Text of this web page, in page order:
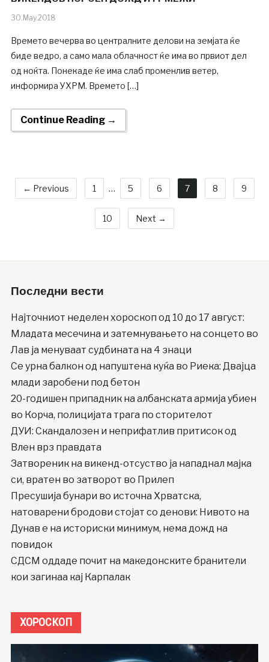
30.May.2018
Времето вечерва во централните делови на земјата ќе
биде ведро, а само мала облачност ќе има во првиот дел
од ноќта. Понекаде ќе има слаб променлив ветер,
информира УХРМ. Времето […]
Continue Reading →
← Previous 1 … 5 6 7 8 9
10 Next →
Последни вести
Најточниот неделен хороскоп од 10 до 17 август:
Младата месечина и затемнувањето на сонцето во
Лав ја менуваат судбината на 4 знаци
Се урна балкон од напуштена куќа во Риека: Двајца
млади заробени под бетон
20-годишен припадник на албанската армија убиен
во Корча, полицијата трага по сторителот
ДУИ: Скандалозен и неприфатлив притисок од
Влен врз правдата
Затвореник на викенд-отсуство ја нападнал мајка
си, вратен во затворот во Прилеп
Пресушија бунари во источна Хрватска,
натоварени бродови стојат со денови: Нивото на
Дунав е на историски минимум, нема дожд на
повидок
СДСМ оддаде почит на македонските бранители
кои загинаа кај Карпалак
ХОРОСКОП